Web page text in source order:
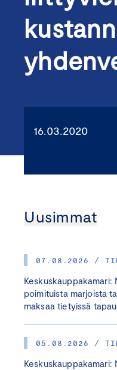
16.03.2020
Uusimmat
07.08.2026 /
poimituista marjoista
maksaa tietyissä
05.08.2026 /
Keskuskauppakamari: